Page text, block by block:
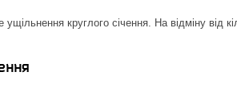
ущільнення круглого січення. На відміну